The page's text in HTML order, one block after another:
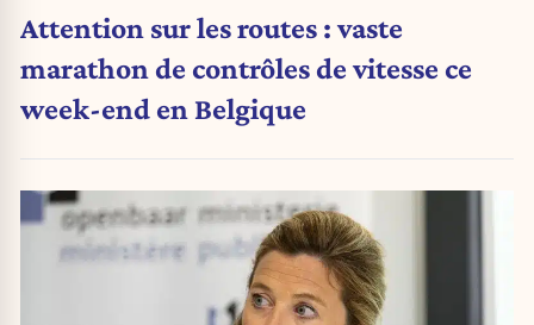
Attention sur les routes : vaste
marathon de contrôles de vitesse ce
week-end en Belgique